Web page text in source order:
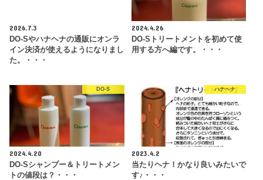
2026.7.3
DO-Sやハナヘナの通販にオンラ
イン決済が使えるようになりまし
た。・・・
2024.4.26
DO-Sトリートメントを初めて使
用する方へ編です。・・・
DO-S
2024.4.20
DO-Sシャンプー＆トリートメン
トの値段は？・・・
ハナヘナ
2023.4.2
当たりヘナ！かなり良いみたいで
す♪・・・